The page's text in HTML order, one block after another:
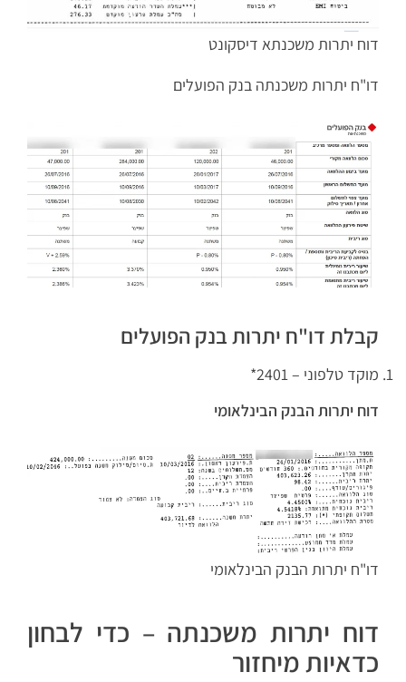
דוח יתרות משכנתא דיסקונט
דו"ח יתרות משכנתה בנק הפועלים
קבלת דו"ח יתרות בנק הפועלים
מוקד טלפוני – 2401*
דוח יתרות הבנק הבינלאומי
דו"ח יתרות הבנק הבינלאומי
דוח יתרות משכנתה – כדי לבחון
כדאיות מיחזור